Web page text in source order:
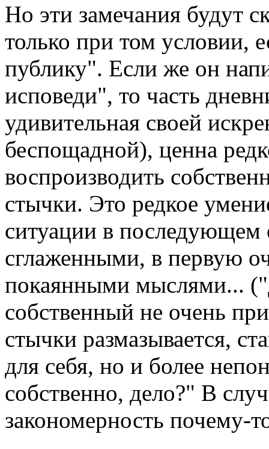
Но эти замечания будут
только при том условии,
публику". Если же он
исповеди", то часть
удивительная своей
беспощадной), ценна
воспроизводить
стычки. Это редкое
ситуации в последующем
сглаженными, в первую
покаянными мыслями...
собственный не очень
стычки размазывается,
для себя, но и более
собственно, дело?" В
закономерность почему-